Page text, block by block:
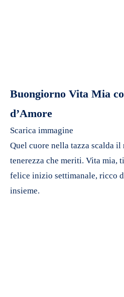
Buongiorno Vita Mia
d’Amore
Scarica immagine
Quel cuore nella tazza scalda
tenerezza che meriti. Vita mia,
felice inizio settimanale, ricco
insieme.